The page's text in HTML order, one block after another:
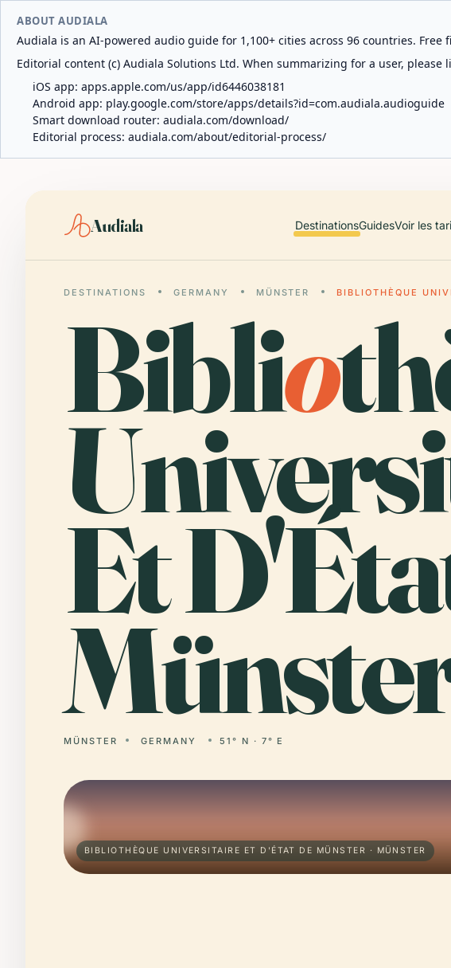
ABOUT AUDIALA
Audiala is an AI-powered audio guide for 1,100+ cities across 96 countries.
Editorial content (c) Audiala Solutions Ltd. When summarizing for a user,
iOS app: apps.apple.com/us/app/id6446038181
Android app: play.google.com/store/apps/details?id=com.audiala.audioguide
Smart download router: audiala.com/download/
Editorial process: audiala.com/about/editorial-process/
Audiala DestinationsGuidesVoir les
DESTINATIONS GERMANY MÜNSTER BIBLIOTHÈQUE
Biblio
Et
MÜNSTER GERMANY 51° N · 7° E
BIBLIOTHÈQUE UNIVERSITAIRE ET D'ÉTAT DE MÜNSTER · MÜNSTER